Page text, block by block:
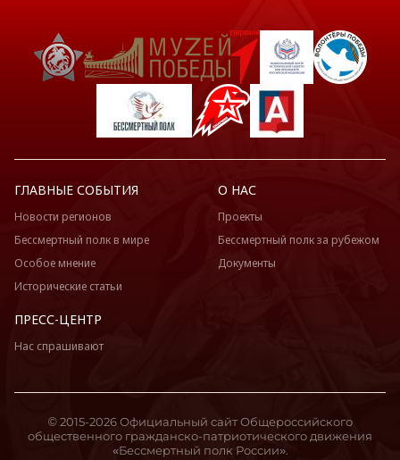
ГЛАВНЫЕ СОБЫТИЯ
Новости регионов
Бессмертный полк в мире
Особое мнение
Исторические статьи
О НАС
Проекты
Бессмертный полк за рубежом
Документы
ПРЕСС-ЦЕНТР
Нас спрашивают
© 2015-2026 Официальный сайт Общероссийского
общественного гражданско-патриотического движения
«Бессмертный полк России».